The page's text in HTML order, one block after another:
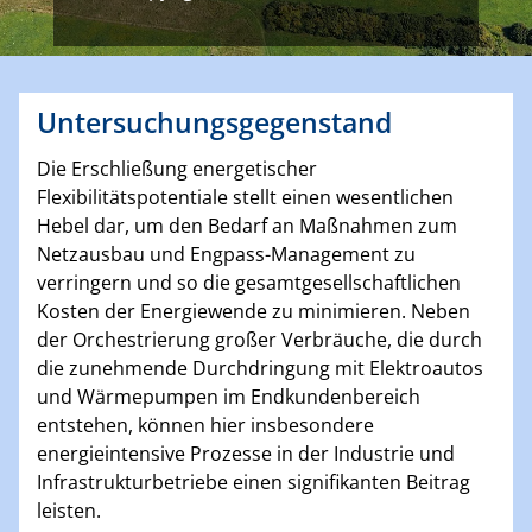
Untersuchungsgegenstand
Die Erschließung energetischer
Flexibilitätspotentiale stellt einen wesentlichen
Hebel dar, um den Bedarf an Maßnahmen zum
Netzausbau und Engpass-Management zu
verringern und so die gesamtgesellschaftlichen
Kosten der Energiewende zu minimieren. Neben
der Orchestrierung großer Verbräuche, die durch
die zunehmende Durchdringung mit Elektroautos
und Wärmepumpen im Endkundenbereich
entstehen, können hier insbesondere
energieintensive Prozesse in der Industrie und
Infrastrukturbetriebe einen signifikanten Beitrag
leisten.